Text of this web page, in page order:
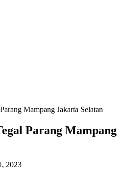
Mampang Jakarta Selatan
Parang Mampang
2023